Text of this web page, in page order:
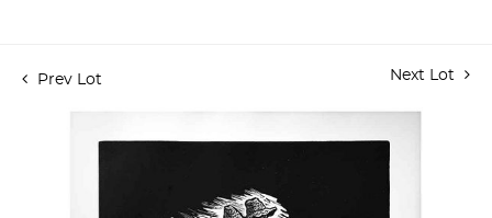
Prev Lot Next Lot